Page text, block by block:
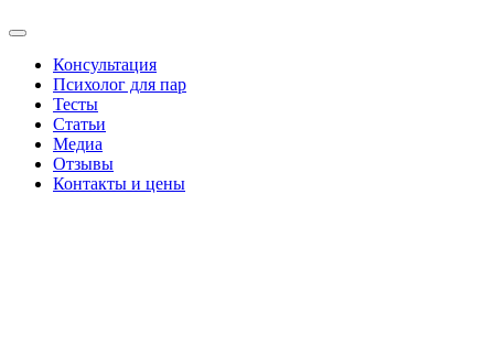
Консультация
Психолог для пар
Тесты
Статьи
Медиа
Отзывы
Контакты и цены